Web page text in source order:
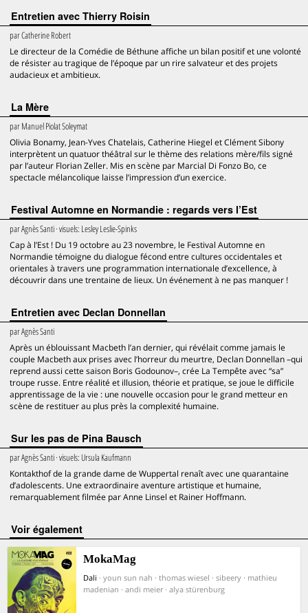
Entretien avec Thierry Roisin
parCatherine Robert
Le directeur de la Comédie de Béthune affiche un bilan positif et une volonté
de résister au tragique de l’époque par un rire salvateur et des projets
audacieux et ambitieux.
La Mère
parManuel Piolat Soleymat
Olivia Bonamy, Jean-Yves Chatelais, Catherine Hiegel et Clément Sibony
interprètent un quatuor théâtral sur le thème des relations mère/fils signé
par l’auteur Florian Zeller. Mis en scène par Marcial Di Fonzo Bo, ce
spectacle mélancolique laisse l’impression d’un exercice.
Festival Automne en Normandie : regards vers l’Est
parAgnès Santi· visuels: Lesley Leslie-Spinks
Cap à l’Est ! Du 19 octobre au 23 novembre, le Festival Automne en
Normandie témoigne du dialogue fécond entre cultures occidentales et
orientales à travers une programmation internationale d’excellence, à
découvrir dans une trentaine de lieux. Un événement à ne pas manquer !
Entretien avec Declan Donnellan
parAgnès Santi
Après un éblouissant Macbeth l’an dernier, qui révélait comme jamais le
couple Macbeth aux prises avec l’horreur du meurtre, Declan Donnellan –qui
reprend aussi cette saison Boris Godounov–, crée La Tempête avec “sa”
troupe russe. Entre réalité et illusion, théorie et pratique, se joue le difficile
apprentissage de la vie : une nouvelle occasion pour le grand metteur en
scène de restituer au plus près la complexité humaine.
Sur les pas de Pina Bausch
parAgnès Santi· visuels: Ursula Kaufmann
Kontakthof de la grande dame de Wuppertal renaît avec une quarantaine
d’adolescents. Une extraordinaire aventure artistique et humaine,
remarquablement filmée par Anne Linsel et Rainer Hoffmann.
voir également
MokaMag
Dali · youn sun nah · thomas wiesel · sibeery · mathieu
madenian · andi meier · alya stürenburg